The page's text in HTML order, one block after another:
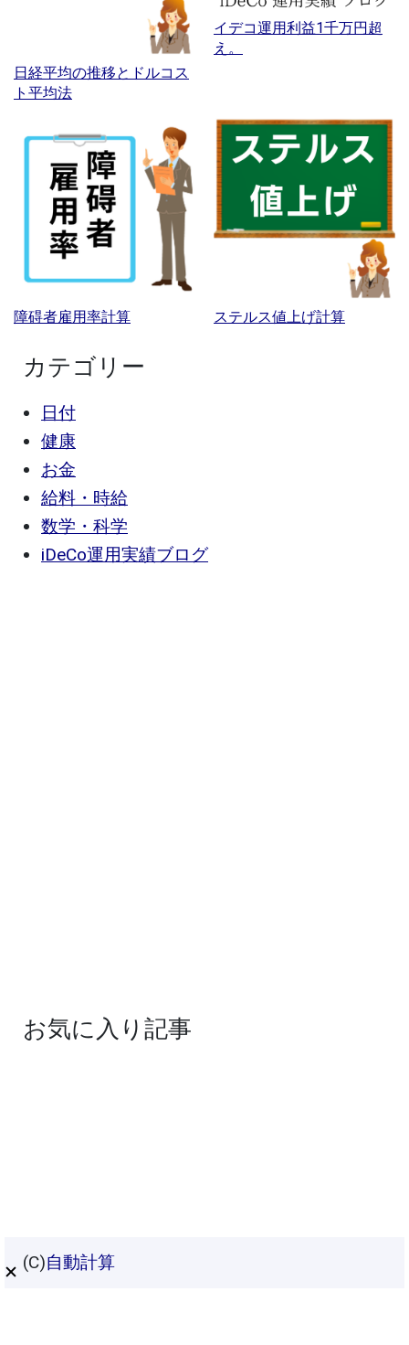
日経平均の推移とドルコス
ト平均法
イデコ運用利益1千万円超
え。
障碍者雇用率計算 ステルス値上げ計算
カテゴリー
日付
健康
お金
給料・時給
数学・科学
iDeCo運用実績ブログ
お気に入り記事
(C)自動計算